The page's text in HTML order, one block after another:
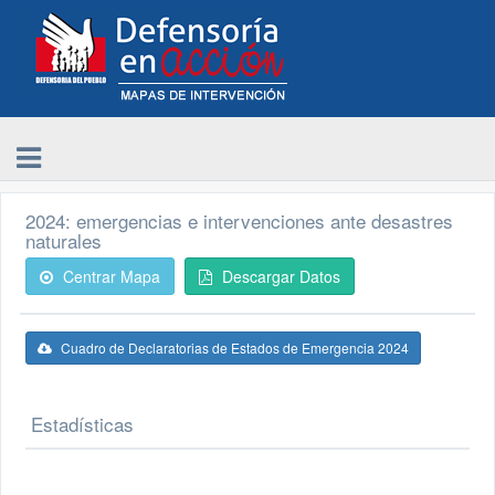
2024: emergencias e intervenciones ante desastres
naturales
Centrar Mapa Descargar Datos
Cuadro de Declaratorias de Estados de Emergencia 2024
Estadísticas